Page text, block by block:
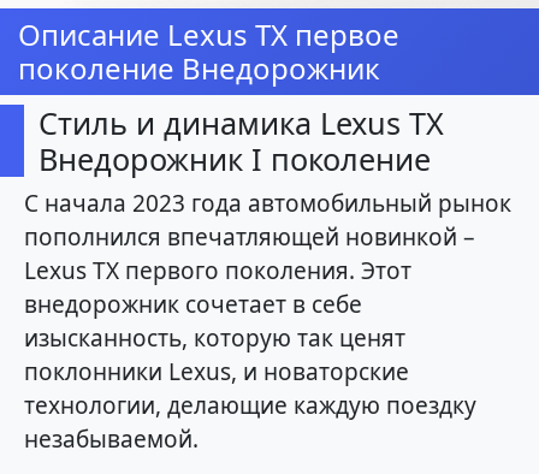
Описание Lexus TX первое
поколение Внедорожник
Стиль и динамика Lexus TX
Внедорожник I поколение
С начала 2023 года автомобильный рынок
пополнился впечатляющей новинкой –
Lexus TX первого поколения. Этот
внедорожник сочетает в себе
изысканность, которую так ценят
поклонники Lexus, и новаторские
технологии, делающие каждую поездку
незабываемой.